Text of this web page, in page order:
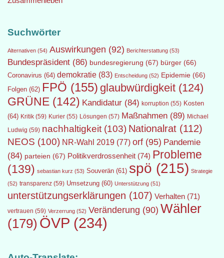
Suchwörter
Alternativen (54) Auswirkungen (92) Berichterstattung (53)
Bundespräsident (86) bundesregierung (67) bürger (66)
Coronavirus (64) demokratie (83) Entscheidung (52) Epidemie (66)
Folgen (62) FPÖ (155) glaubwürdigkeit (124)
GRÜNE (142) Kandidatur (84) korruption (55) Kosten
(64) Kritik (59) Kurier (55) Lösungen (57) Maßnahmen (89) Michael
Ludwig (59) nachhaltigkeit (103) Nationalrat (112)
NEOS (100) NR-Wahl 2019 (77) orf (95) Pandemie
(84) parteien (67) Politikverdrossenheit (74) Probleme
(139) sebastian kurz (53) Souverän (61) spö (215) Strategie
(52) transparenz (59) Umsetzung (60) Unterstützung (51)
unterstützungserklärungen (107) Verhalten (71)
vertrauen (59) Verzerrung (52) Veränderung (90) Wähler
(179) ÖVP (234)